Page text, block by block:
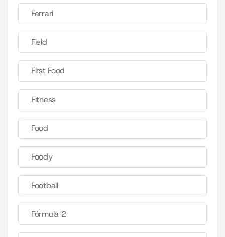
Ferrari
Field
First Food
Fitness
Food
Foody
Football
Fórmula 2